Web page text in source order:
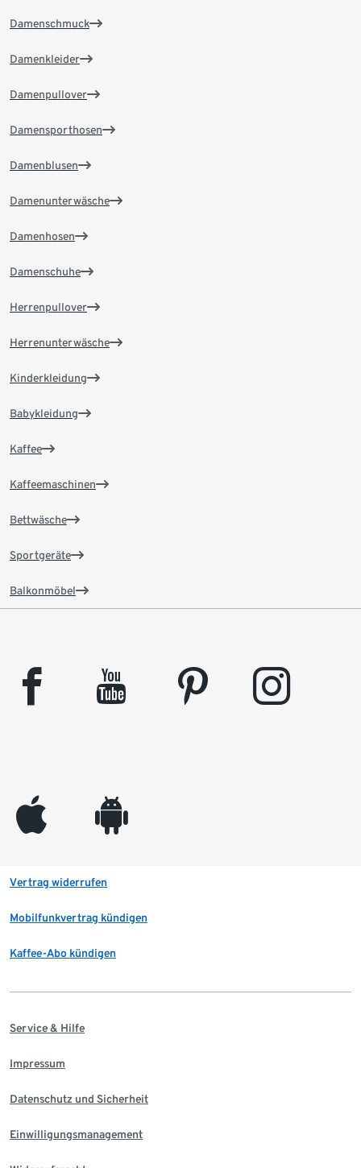
Damenschmuck
Damenkleider
Damenpullover
Damensporthosen
Damenblusen
Damenunterwäsche
Damenhosen
Damenschuhe
Herrenpullover
Herrenunterwäsche
Kinderkleidung
Babykleidung
Kaffee
Kaffeemaschinen
Bettwäsche
Sportgeräte
Balkonmöbel
facebook youtube pinterest instagram
appleinc android
Vertrag widerrufen
Mobilfunkvertrag kündigen
Kaffee-Abo kündigen
Service & Hilfe
Impressum
Datenschutz und Sicherheit
Einwilligungsmanagement